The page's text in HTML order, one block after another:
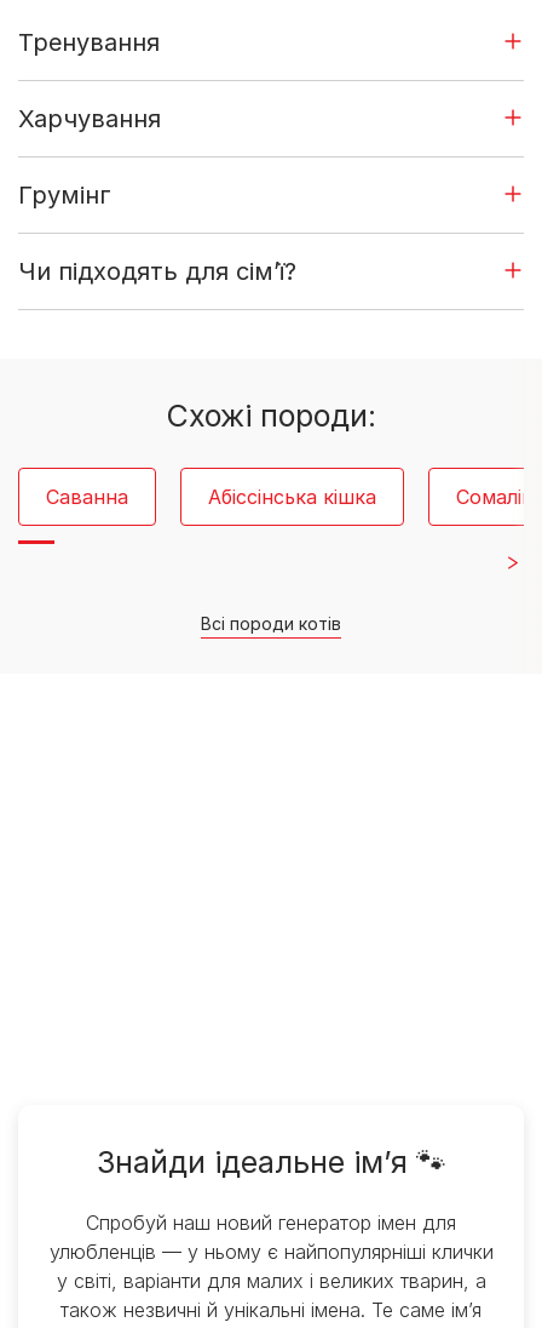
Тренування
Харчування
Грумінг
Чи підходять для сімʼї?
Схожі породи:
Саванна Абіссінська кішка
Всі породи котів
Знайди ідеальне ім’я 🐾
Спробуй наш новий генератор імен для
улюбленців — у ньому є найпопулярніші клички
у світі, варіанти для малих і великих тварин, а
також незвичні й унікальні імена. Те саме ім’я